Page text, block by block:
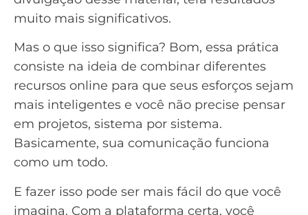
muito mais significativos.
Mas o que isso significa? Bom, essa prática
consiste na ideia de combinar diferentes
recursos online para que seus esforços sejam
mais inteligentes e você não precise pensar
em projetos, sistema por sistema.
Basicamente, sua comunicação funciona
como um todo.
E fazer isso pode ser mais fácil do que você
imagina. Com a plataforma certa, você